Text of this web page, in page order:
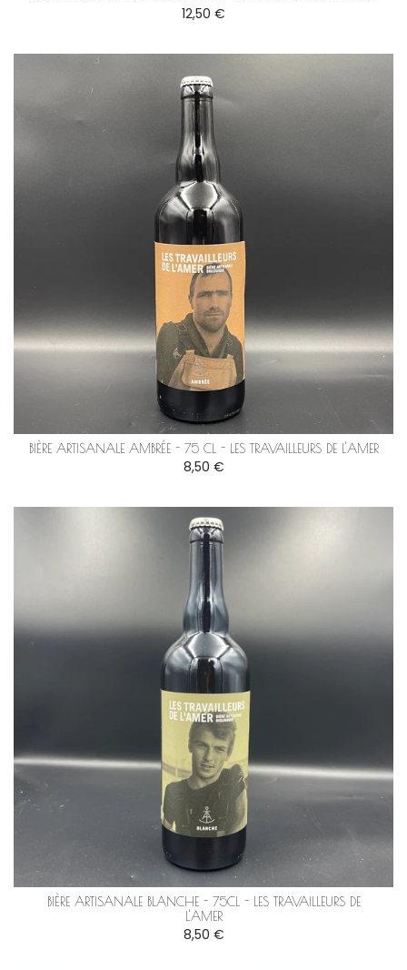
12,50 €
BIÈRE ARTISANALE AMBRÉE - 75 CL - LES TRAVAILLEURS DE L'AMER
8,50 €
BIÈRE ARTISANALE BLANCHE - 75CL - LES TRAVAILLEURS DE
L'AMER
8,50 €